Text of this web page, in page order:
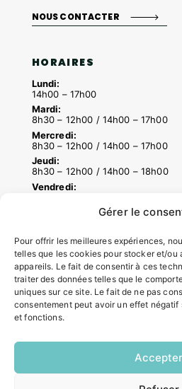
Gérer le
Pour offrir les meilleures expériences,
telles que les cookies pour stocker et/ou
appareils. Le fait de consentir à ces
traiter des données telles que le
uniques sur ce site. Le fait de ne pas
consentement peut avoir un effet
et fonctions.
Accepter
NOUS CONTACTER
HORAIRES
Lundi:
14h00 – 17h00
Mardi:
8h30 – 12h00 / 14h00 – 17h00
Mercredi:
8h30 – 12h00 / 14h00 – 17h00
Jeudi:
8h30 – 12h00 / 14h00 – 18h00
Vendredi:
ACCÉS RAPIDES
Contacter la mairie
Pôle santé
Le Saucatais
Formalités administratives
Demander un composteur